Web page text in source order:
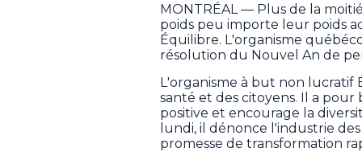
MONTRÉAL — Plus de la
poids peu importe leur poids
Équilibre. L'organisme
résolution du Nouvel An de
L'organisme à but non lucratif
santé et des citoyens. Il a
positive et encourage la
lundi, il dénonce l'industrie
promesse de transformation